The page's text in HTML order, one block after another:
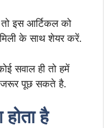
इस आर्टिकल को
के साथ शेयर करें.
सवाल ही तो हमें
जरूर पूछ सकते है.
है